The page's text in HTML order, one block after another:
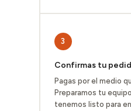
3
Confirmas tu
Pagas por el medio
Preparamos tu
tenemos listo para